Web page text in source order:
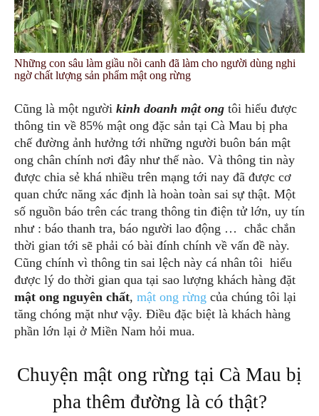
Những con sâu làm giầu nồi canh đã làm cho người dùng nghi
ngờ chất lượng sản phẩm mật ong rừng
Cũng là một người kinh doanh mật ong tôi hiểu được
thông tin về 85% mật ong đặc sản tại Cà Mau bị pha
chế đường ảnh hưởng tới những người buôn bán mật
ong chân chính nơi đây như thế nào. Và thông tin này
được chia sẻ khá nhiều trên mạng tới nay đã được cơ
quan chức năng xác định là hoàn toàn sai sự thật. Một
số nguồn báo trên các trang thông tin điện tử lớn, uy tín
như : báo thanh tra, báo người lao động … chắc chắn
thời gian tới sẽ phải có bài đính chính về vấn đề này.
Cũng chính vì thông tin sai lệch này cá nhân tôi hiểu
được lý do thời gian qua tại sao lượng khách hàng đặt
mật ong nguyên chất, mật ong rừng của chúng tôi lại
tăng chóng mặt như vậy. Điều đặc biệt là khách hàng
phần lớn lại ở Miền Nam hỏi mua.
Chuyện mật ong rừng tại Cà Mau bị
pha thêm đường là có thật?